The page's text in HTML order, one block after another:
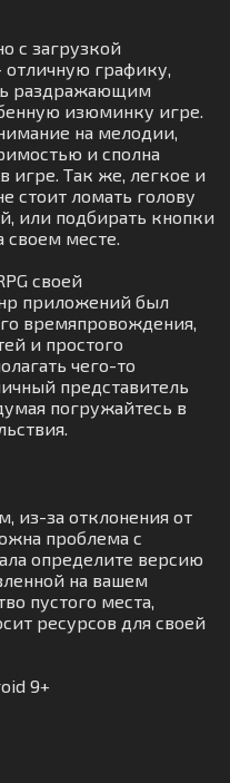
с загрузкой
отличную графику,
раздражающим
изюминку игре.
на мелодии,
и сполна
игре. Так же, легкое и
стоит ломать голову
или подбирать кнопки
своем месте.
своей
приложений был
времяпровождения,
и простого
чего-то
представитель
погружайтесь в
из-за отклонения от
проблема с
определите версию
на вашем
пустого места,
ресурсов для своей
9+